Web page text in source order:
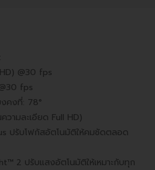
@30 fps
fps
คงที่: 78°
วามละเอียด Full HD)
ปรับโฟกัสอัตโนมัติให้คมชัดตลอด
2 ปรับแสงอัตโนมัติให้เหมาะกับทุก